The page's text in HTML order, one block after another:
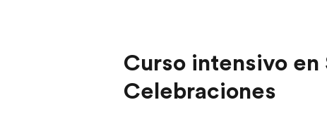
Curso intensivo
Celebraciones